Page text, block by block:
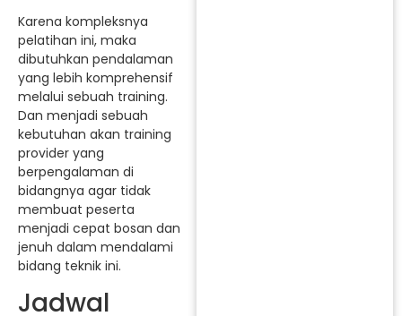
Karena kompleksnya
pelatihan ini, maka
dibutuhkan pendalaman
yang lebih komprehensif
melalui sebuah training.
Dan menjadi sebuah
kebutuhan akan training
provider yang
berpengalaman di
bidangnya agar tidak
membuat peserta
menjadi cepat bosan dan
jenuh dalam mendalami
bidang teknik ini.
Jadwal